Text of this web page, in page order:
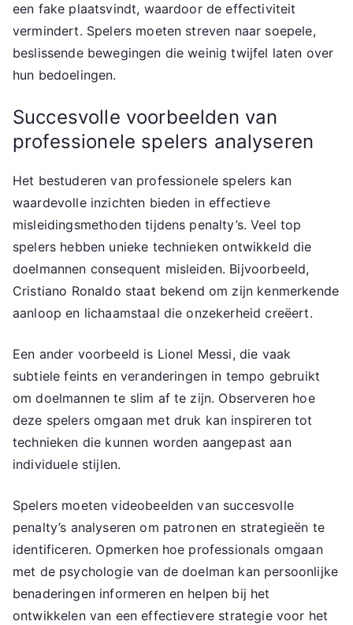
een fake plaatsvindt, waardoor de effectiviteit
vermindert. Spelers moeten streven naar soepele,
beslissende bewegingen die weinig twijfel laten over
hun bedoelingen.
Succesvolle voorbeelden van
professionele spelers analyseren
Het bestuderen van professionele spelers kan
waardevolle inzichten bieden in effectieve
misleidingsmethoden tijdens penalty’s. Veel top
spelers hebben unieke technieken ontwikkeld die
doelmannen consequent misleiden. Bijvoorbeeld,
Cristiano Ronaldo staat bekend om zijn kenmerkende
aanloop en lichaamstaal die onzekerheid creëert.
Een ander voorbeeld is Lionel Messi, die vaak
subtiele feints en veranderingen in tempo gebruikt
om doelmannen te slim af te zijn. Observeren hoe
deze spelers omgaan met druk kan inspireren tot
technieken die kunnen worden aangepast aan
individuele stijlen.
Spelers moeten videobeelden van succesvolle
penalty’s analyseren om patronen en strategieën te
identificeren. Opmerken hoe professionals omgaan
met de psychologie van de doelman kan persoonlijke
benaderingen informeren en helpen bij het
ontwikkelen van een effectievere strategie voor het